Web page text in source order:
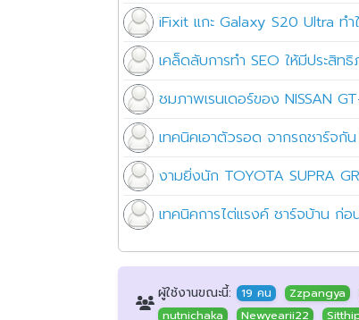
iFixit แกะ Galaxy S20 Ultra ทำ
เคล็ดลับการทำ SEO ให้มีประสิท
ชมภาพเรนเดอร์ของ NISSAN
เทคนิคเอาตัวรอด จากรถชาร์จกั
งามยิ่งนัก TOYOTA SUPRA
เทคนิคการไต่แรงค์ ชาร์จบ้าน ก่
ผู้ใช้งานขณะนี้: 19 คน Zzpangya
nutnichaka
Newyearii22